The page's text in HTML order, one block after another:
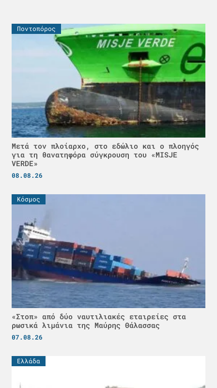
Ποντοπόρος
Μετά τον πλοίαρχο, στο εδώλιο και ο πλοηγός
για τη θανατηφόρα σύγκρουση του «MISJE
VERDE»
08.08.26
Κόσμος
«Στοπ» από δύο ναυτιλιακές εταιρείες στα
ρωσικά λιμάνια της Μαύρης Θάλασσας
07.08.26
Ελλάδα